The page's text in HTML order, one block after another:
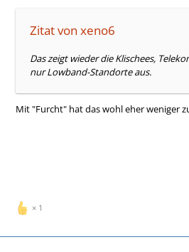
Zitat von xeno6
Das zeigt wieder die Klischees,
nur Lowband-Standorte aus.
Mit "Furcht" hat das wohl eher weniger
1